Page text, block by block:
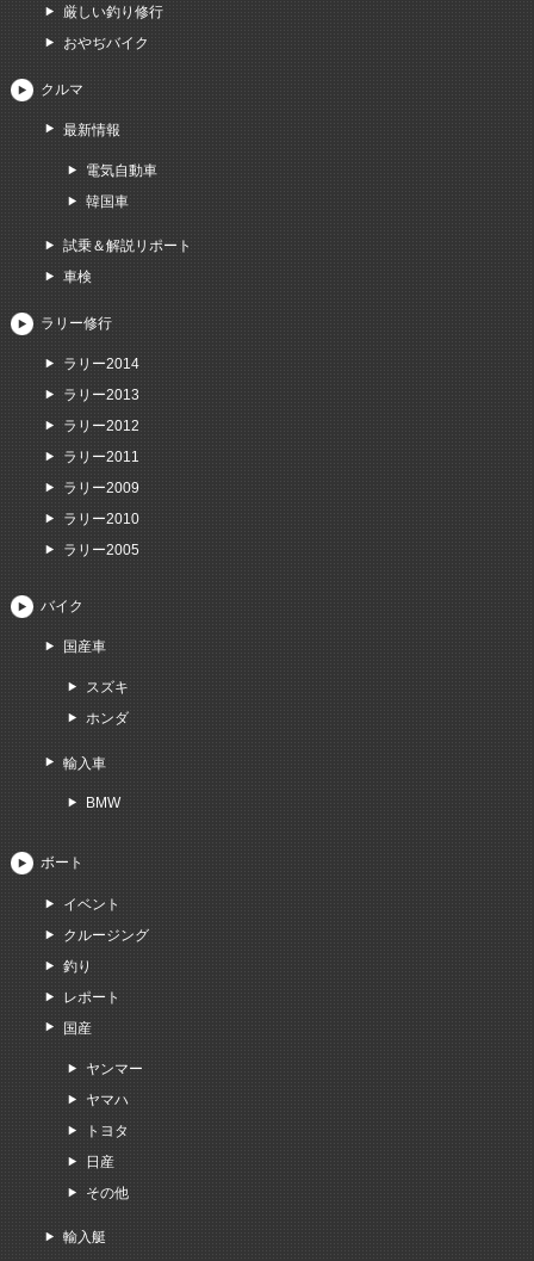
厳しい釣り修行
おやぢバイク
クルマ
最新情報
電気自動車
韓国車
試乗＆解説リポート
車検
ラリー修行
ラリー2014
ラリー2013
ラリー2012
ラリー2011
ラリー2009
ラリー2010
ラリー2005
バイク
国産車
スズキ
ホンダ
輸入車
BMW
ボート
イベント
クルージング
釣り
レポート
国産
ヤンマー
ヤマハ
トヨタ
日産
その他
輸入艇